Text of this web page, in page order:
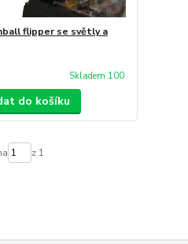
flipper se světly a
Skladem 100
do košíku
z 1